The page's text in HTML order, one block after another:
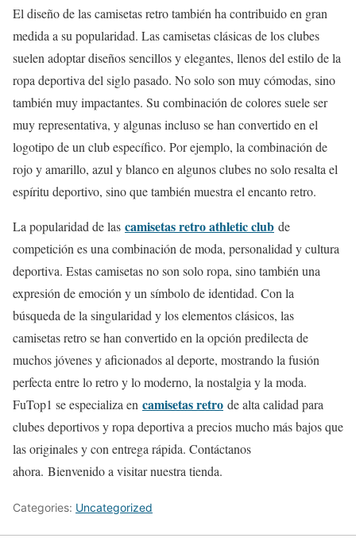
El diseño de las camisetas retro también ha contribuido en gran
medida a su popularidad. Las camisetas clásicas de los clubes
suelen adoptar diseños sencillos y elegantes, llenos del estilo de la
ropa deportiva del siglo pasado. No solo son muy cómodas, sino
también muy impactantes. Su combinación de colores suele ser
muy representativa, y algunas incluso se han convertido en el
logotipo de un club específico. Por ejemplo, la combinación de
rojo y amarillo, azul y blanco en algunos clubes no solo resalta el
espíritu deportivo, sino que también muestra el encanto retro.
La popularidad de las camisetas retro athletic club de
competición es una combinación de moda, personalidad y cultura
deportiva. Estas camisetas no son solo ropa, sino también una
expresión de emoción y un símbolo de identidad. Con la
búsqueda de la singularidad y los elementos clásicos, las
camisetas retro se han convertido en la opción predilecta de
muchos jóvenes y aficionados al deporte, mostrando la fusión
perfecta entre lo retro y lo moderno, la nostalgia y la moda.
FuTop1 se especializa en camisetas retro de alta calidad para
clubes deportivos y ropa deportiva a precios mucho más bajos que
las originales y con entrega rápida. Contáctanos
ahora. Bienvenido a visitar nuestra tienda.
Categories: Uncategorized